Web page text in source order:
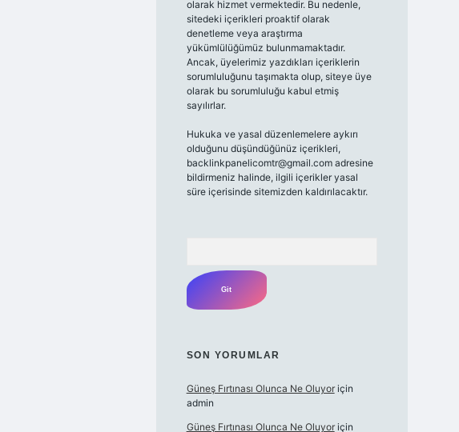
olarak hizmet vermektedir. Bu nedenle,
sitedeki içerikleri proaktif olarak
denetleme veya araştırma
yükümlülüğümüz bulunmamaktadır.
Ancak, üyelerimiz yazdıkları içeriklerin
sorumluluğunu taşımakta olup, siteye üye
olarak bu sorumluluğu kabul etmiş
sayılırlar.
Hukuka ve yasal düzenlemelere aykırı
olduğunu düşündüğünüz içerikleri,
backlinkpanelicomtr@gmail.comadresine
bildirmeniz halinde, ilgili içerikler yasal
süre içerisinde sitemizden kaldırılacaktır.
SON YORUMLAR
Güneş Fırtınası Olunca Ne Oluyoriçin
admin
Güneş Fırtınası Olunca Ne Oluyoriçin